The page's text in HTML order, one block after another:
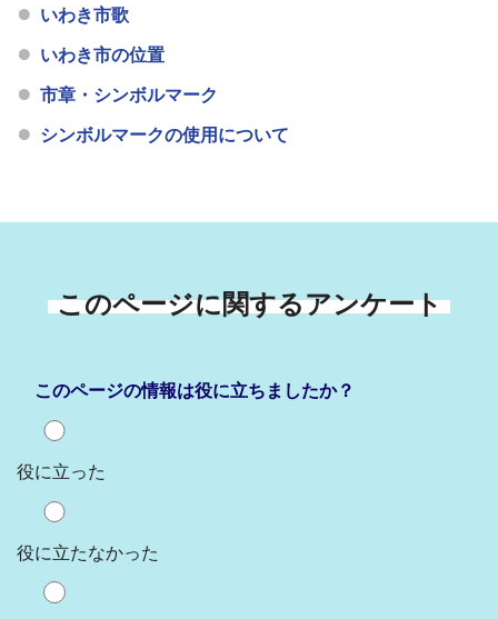
いわき市歌
いわき市の位置
市章・シンボルマーク
シンボルマークの使用について
このページに関するアンケート
このページの情報は役に立ちましたか？
役に立った
役に立たなかった